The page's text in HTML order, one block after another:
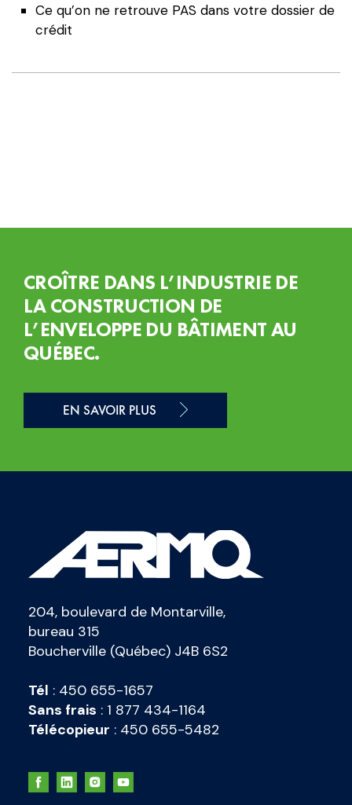
Ce qu’on ne retrouve PAS dans votre dossier de
crédit
CROÎTRE DANS L’INDUSTRIE DE
LA CONSTRUCTION DE
L’ENVELOPPE DU BÂTIMENT AU
QUÉBEC.
EN SAVOIR PLUS
204, boulevard de Montarville,
bureau 315
Boucherville (Québec) J4B 6S2
Tél : 450 655-1657
Sans frais : 1 877 434-1164
Télécopieur : 450 655-5482